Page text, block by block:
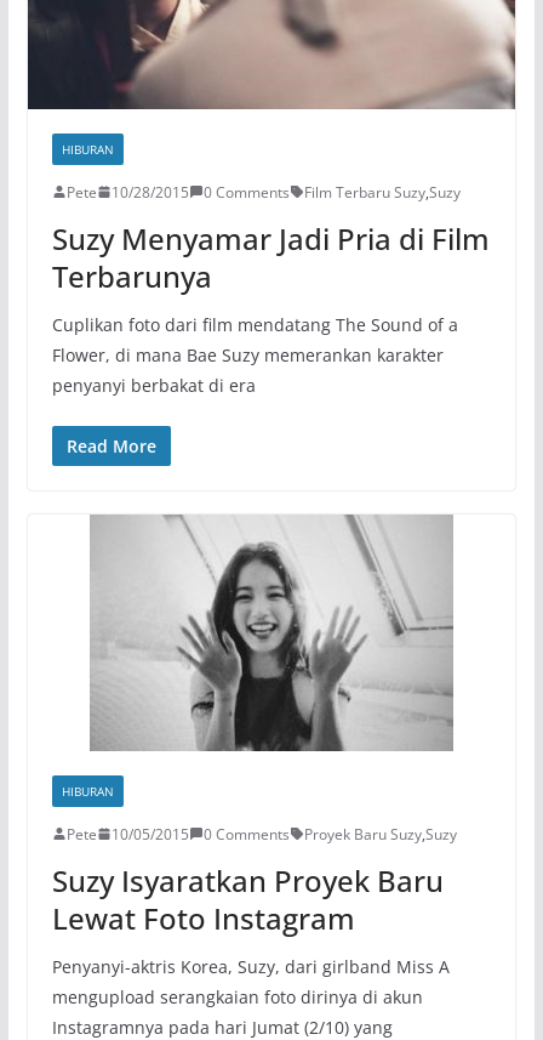
HIBURAN
Pete 10/28/2015 0 Comments Film Terbaru Suzy,Suzy
Suzy Menyamar Jadi Pria di Film
Terbarunya
Cuplikan foto dari film mendatang The Sound of a
Flower, di mana Bae Suzy memerankan karakter
penyanyi berbakat di era
Read More
HIBURAN
Pete 10/05/2015 0 Comments Proyek Baru Suzy,Suzy
Suzy Isyaratkan Proyek Baru
Lewat Foto Instagram
Penyanyi-aktris Korea, Suzy, dari girlband Miss A
mengupload serangkaian foto dirinya di akun
Instagramnya pada hari Jumat (2/10) yang